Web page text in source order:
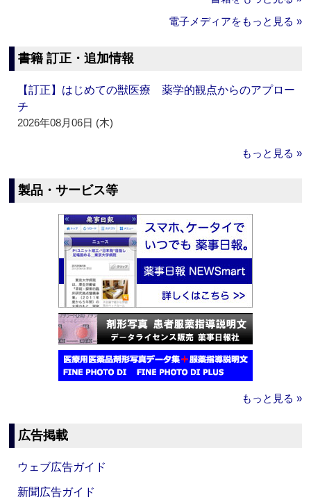
電子メディアをもっと見る »
書籍 訂正・追加情報
【訂正】はじめての獣医療 薬学的観点からのアプロー
チ
2026年08月06日 (木)
もっと見る »
製品・サービス等
もっと見る »
広告掲載
ウェブ広告ガイド
新聞広告ガイド